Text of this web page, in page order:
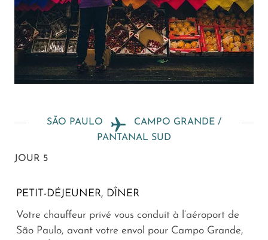
SÃO PAULO
CAMPO GRANDE /
PANTANAL SUD
JOUR 5
PETIT-DÉJEUNER, DÎNER
Votre chauffeur privé vous conduit à l’aéroport de
São Paulo, avant votre envol pour Campo Grande,